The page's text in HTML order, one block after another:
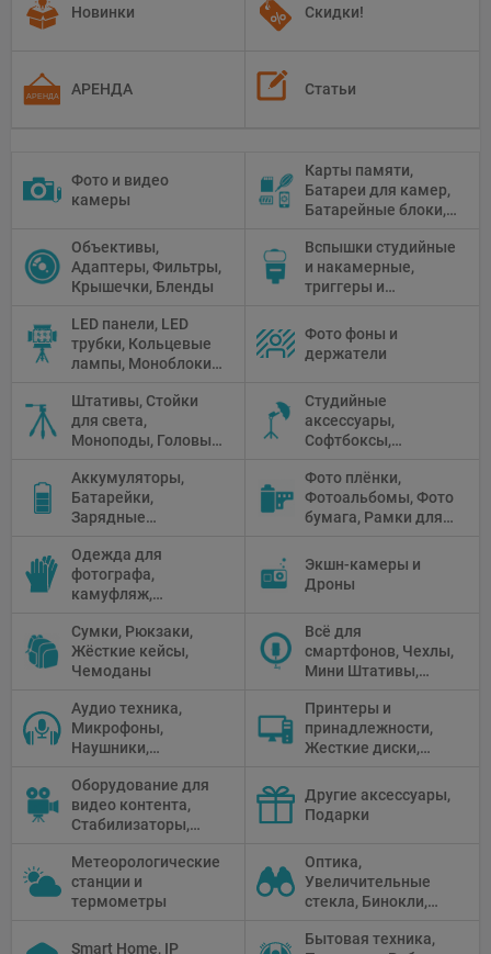
Новинки Скидки!
АРЕНДА Статьи
Фото и видео
камеры
Карты памяти,
Батареи для камер,
Батарейные блоки,
Объективы,
Адаптеры, Фильтры,
Крышечки, Бленды
Вспышки студийные
и накамерные,
триггеры и
LED панели, LED
трубки, Кольцевые
лампы, Моноблоки,
Флуоресцентное и
галогенное
освещение
Фото фоны и
держатели
Штативы, Стойки
для света,
Моноподы, Головы
Студийные
аксессуары,
Софтбоксы,
Рефлекторы,
Отражатели,
Предметные
Аккумуляторы,
Батарейки,
Зарядные
питания, Солнечные
панели
Фото плёнки,
Фотоальбомы, Фото
бумага, Рамки для
камеры
Одежда для
фотографа,
камуфляж,
Экшн-камеры и
Дроны
Сумки, Рюкзаки,
Жёсткие кейсы,
Чемоданы
Всё для
смартфонов, Чехлы,
Мини Штативы,
Аудио техника,
Микрофоны,
Наушники,
микшеры, Кабели и
адаптеры
Принтеры и
принадлежности,
Жесткие диски,
Проекторы,
Графические
Планшеты, Бумага
Оборудование для
видео контента,
Стабилизаторы,
Мониторы,
Профессиональное
видео
Другие аксессуары,
Подарки
Метеорологические
станции и
термометры
Оптика,
Увеличительные
стекла, Бинокли,
Телескопы,
Smart Home, IP
Бытовая техника,